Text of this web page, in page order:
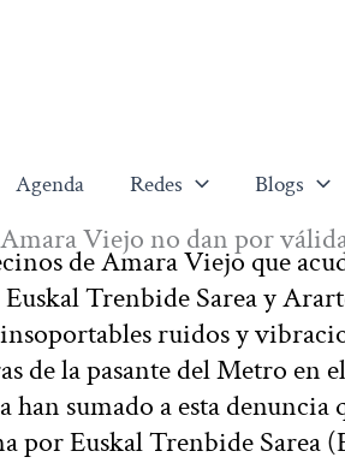
Agenda Redes Blogs
Viejo no dan por
de Amara Viejo que
Trenbide Sarea y
insoportables ruidos y
de la pasante del Metro
han sumado a esta denuncia
por Euskal Trenbide Sarea